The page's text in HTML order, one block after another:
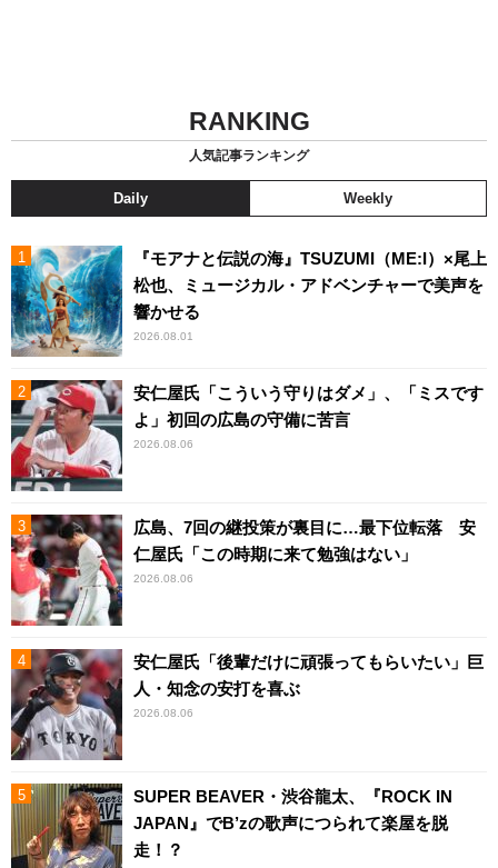
RANKING
人気記事ランキング
Daily Weekly
『モアナと伝説の海』TSUZUMI（ME:I）×尾上
松也、ミュージカル・アドベンチャーで美声を
響かせる
2026.08.01
安仁屋氏「こういう守りはダメ」、「ミスです
よ」初回の広島の守備に苦言
2026.08.06
広島、7回の継投策が裏目に…最下位転落 安
仁屋氏「この時期に来て勉強はない」
2026.08.06
安仁屋氏「後輩だけに頑張ってもらいたい」巨
人・知念の安打を喜ぶ
2026.08.06
SUPER BEAVER・渋谷龍太、『ROCK IN
JAPAN』でB’zの歌声につられて楽屋を脱
走！？